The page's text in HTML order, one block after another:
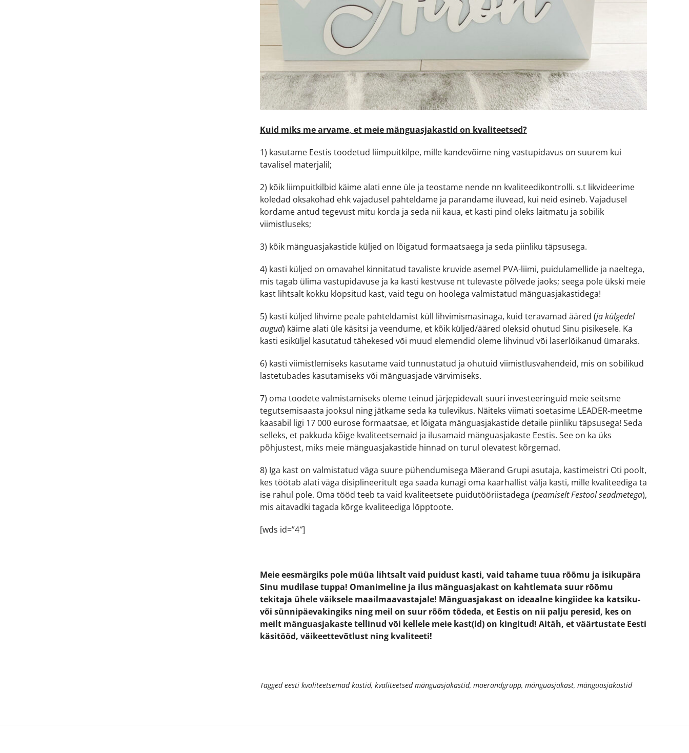
Kuid miks me arvame, et meie mänguasjakastid on kvaliteetsed?
1) kasutame Eestis toodetud liimpuitkilpe, mille kandevõime ning vastupidavus on suurem kui
tavalisel materjalil;
2) kõik liimpuitkilbid käime alati enne üle ja teostame nende nn kvaliteedikontrolli. s.t likvideerime
koledad oksakohad ehk vajadusel pahteldame ja parandame iluvead, kui neid esineb. Vajadusel
kordame antud tegevust mitu korda ja seda nii kaua, et kasti pind oleks laitmatu ja sobilik
viimistluseks;
3) kõik mänguasjakastide küljed on lõigatud formaatsaega ja seda piinliku täpsusega.
4) kasti küljed on omavahel kinnitatud tavaliste kruvide asemel PVA-liimi, puidulamellide ja naeltega,
mis tagab ülima vastupidavuse ja ka kasti kestvuse nt tulevaste põlvede jaoks; seega pole ükski meie
kast lihtsalt kokku klopsitud kast, vaid tegu on hoolega valmistatud mänguasjakastidega!
5) kasti küljed lihvime peale pahteldamist küll lihvimismasinaga, kuid teravamad ääred (ja külgedel
augud) käime alati üle käsitsi ja veendume, et kõik küljed/ääred oleksid ohutud Sinu pisikesele. Ka
kasti esiküljel kasutatud tähekesed või muud elemendid oleme lihvinud või laserlõikanud ümaraks.
6) kasti viimistlemiseks kasutame vaid tunnustatud ja ohutuid viimistlusvahendeid, mis on sobilikud
lastetubades kasutamiseks või mänguasjade värvimiseks.
7) oma toodete valmistamiseks oleme teinud järjepidevalt suuri investeeringuid meie seitsme
tegutsemisaasta jooksul ning jätkame seda ka tulevikus. Näiteks viimati soetasime LEADER-meetme
kaasabil ligi 17 000 eurose formaatsae, et lõigata mänguasjakastide detaile piinliku täpsusega! Seda
selleks, et pakkuda kõige kvaliteetsemaid ja ilusamaid mänguasjakaste Eestis. See on ka üks
põhjustest, miks meie mänguasjakastide hinnad on turul olevatest kõrgemad.
8) Iga kast on valmistatud väga suure pühendumisega Mäerand Grupi asutaja, kastimeistri Oti poolt,
kes töötab alati väga disiplineeritult ega saada kunagi oma kaarhallist välja kasti, mille kvaliteediga ta
ise rahul pole. Oma tööd teeb ta vaid kvaliteetsete puidutööriistadega (peamiselt Festool seadmetega),
mis aitavadki tagada kõrge kvaliteediga lõpptoote.
[wds id=”4″]
Meie eesmärgiks pole müüa lihtsalt vaid puidust kasti, vaid tahame tuua rõõmu ja isikupära
Sinu mudilase tuppa! Omanimeline ja ilus mänguasjakast on kahtlemata suur rõõmu
tekitaja ühele väiksele maailmaavastajale! Mänguasjakast on ideaalne kingiidee ka katsiku-
või sünnipäevakingiks ning meil on suur rõõm tõdeda, et Eestis on nii palju peresid, kes on
meilt mänguasjakaste tellinud või kellele meie kast(id) on kingitud! Aitäh, et väärtustate Eesti
käsitööd, väikeettevõtlust ning kvaliteeti!
Taggedeesti kvaliteetsemad kastid, kvaliteetsed mänguasjakastid, maerandgrupp, mänguasjakast, mänguasjakastid